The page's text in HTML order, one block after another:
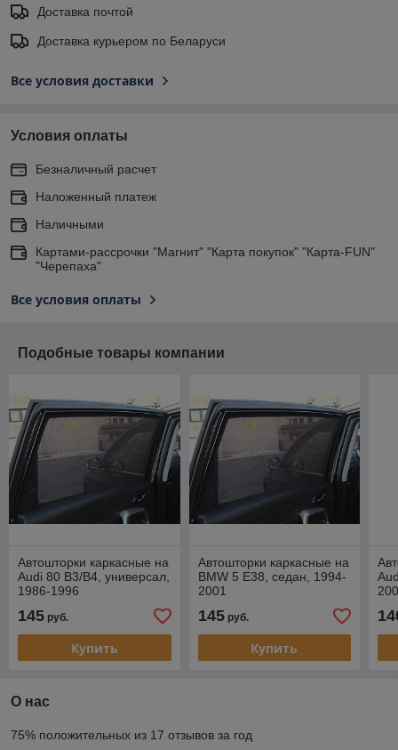
Доставка почтой
Доставка курьером по Беларуси
Все условия доставки
Условия оплаты
Безналичный расчет
Наложенный платеж
Наличными
Картами-рассрочки "Магнит" "Карта покупок" "Карта-FUN"
"Черепаха"
Все условия оплаты
Подобные товары компании
Автошторки каркасные на
Audi 80 B3/B4, универсал,
1986-1996
145 руб.
Купить
Автошторки каркасные на
BMW 5 E38, седан, 1994-
2001
145руб.
Купить
О нас
75% положительных из 17 отзывов за год